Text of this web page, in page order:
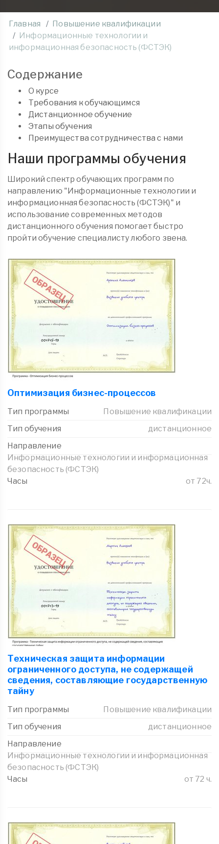
Главная
Повышение квалификации
Информационные технологии и
информационная безопасность (ФСТЭК)
Содержание
О курсе
Требования к обучающимся
Дистанционное обучение
Этапы обучения
Преимущества сотрудничества с нами
Наши программы обучения
Широкий спектр обучающих программ по
направлению "Информационные технологии и
информационная безопасность (ФСТЭК)" и
использование современных методов
дистанционного обучения помогает быстро
пройти обучение специалисту любого звена.
Оптимизация бизнес-процессов
Тип программы
Повышение квалификации
Тип обучения
дистанционное
Направление
Информационные технологии и информационная
безопасность (ФСТЭК)
Часы
от 72ч.
Техническая защита информации
ограниченного доступа, не содержащей
сведения, составляющие государственную
тайну
Тип программы
Повышение квалификации
Тип обучения
дистанционное
Направление
Информационные технологии и информационная
безопасность (ФСТЭК)
Часы
от 72 ч.